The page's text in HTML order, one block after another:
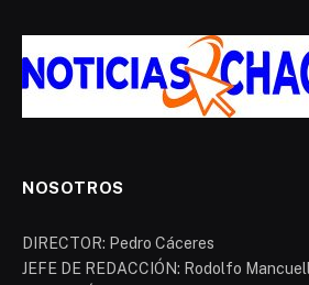
NOSOTROS
DIRECTOR: Pedro Cáceres
JEFE DE REDACCIÓN: Rodolfo